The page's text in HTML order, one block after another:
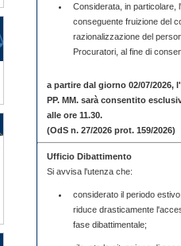
Considerata, in particolare,
conseguente fruizione del
razionalizzazione del
Procuratori, al fine di
a partire dal giorno 02/07/2026,
PP. MM. sarà consentito
alle ore 11.30.
(OdS n. 27/2026 prot. 159/2026)
Ufficio Dibattimento
Si avvisa l'utenza che:
considerato il periodo
riduce drasticamente
fase dibattimentale;